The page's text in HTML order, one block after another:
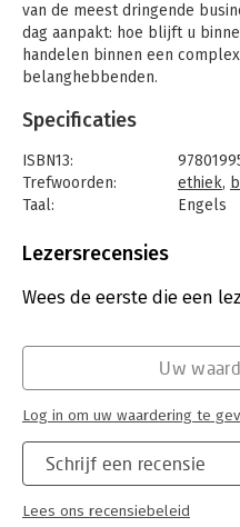
van de meest dringende
dag aanpakt: hoe blijft u
handelen binnen een
belanghebbenden.
Specificaties
ISBN13:
Trefwoorden:
ethiek,
Taal:
Engels
Aantal pagina's:
Druk:
3
Lezersrecensies
Wees de eerste die een
Schrijf een recensie
Lees ons recensiebeleid
Uw
Log in om uw waardering te